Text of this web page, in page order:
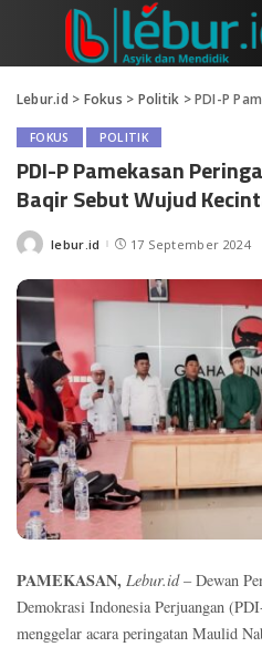
Lebur.id > Fokus > Politik >PDI-P Pamekasan
FOKUS POLITIK
PDI-P Pamekasan
Baqir Sebut Wujud
Posted
lebur.id 17 September 2024
PAMEKASAN, Lebur.id– Dewan
Demokrasi Indonesia Perjuangan
menggelar acara peringatan Maulid